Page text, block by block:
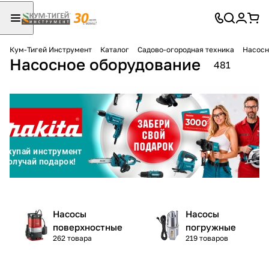
Кум-Тигей Инструмент Каталог Садово-огородная техника
Насосное оборудование 481
Насосы
поверхностные
262 товара
Насосы
погружные
219 товаров
Для клиентов всех банков
Разбейте
оплату на части
без переплат
Сегодня
25%